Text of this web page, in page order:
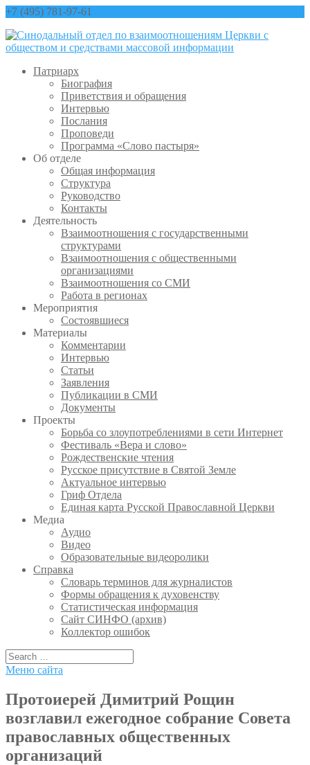
+7 (495) 781-97-61
Патриарх
Биография
Приветствия и обращения
Интервью
Послания
Проповеди
Программа «Слово пастыря»
Об отделе
Общая информация
Структура
Руководство
Контакты
Деятельность
Взаимоотношения с государственными
структурами
Взаимоотношения с общественными
организациями
Взаимоотношения со СМИ
Работа в регионах
Мероприятия
Состоявшиеся
Материалы
Комментарии
Интервью
Статьи
Заявления
Публикации в СМИ
Документы
Проекты
Борьба со злоупотреблениями в сети Интернет
Фестиваль «Вера и слово»
Рождественские чтения
Русское присутствие в Святой Земле
Актуальное интервью
Гриф Отдела
Единая карта Русской Православной Церкви
Медиа
Аудио
Видео
Образовательные видеоролики
Справка
Словарь терминов для журналистов
Формы обращения к духовенству
Статистическая информация
Сайт СИНФО (архив)
Коллектор ошибок
Меню сайта
Протоиерей Димитрий Рощин
возглавил ежегодное собрание Совета
православных общественных
организаций